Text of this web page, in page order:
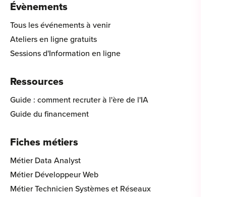
Évènements
Tous les événements à venir
Ateliers en ligne gratuits
Sessions d'Information en ligne
Ressources
Guide : comment recruter à l'ère de l'IA
Guide du financement
Fiches métiers
Métier Data Analyst
Métier Développeur Web
Métier Technicien Systèmes et Réseaux